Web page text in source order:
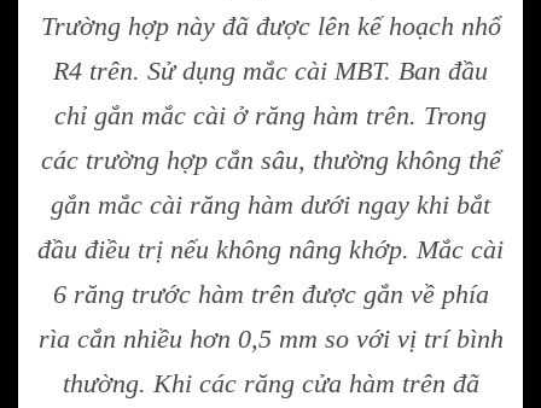
Trường hợp này đã được lên kế hoạch nhổ
R4 trên. Sử dụng mắc cài MBT. Ban đầu
chỉ gắn mắc cài ở răng hàm trên. Trong
các trường hợp cắn sâu, thường không thể
gắn mắc cài răng hàm dưới ngay khi bắt
đầu điều trị nếu không nâng khớp. Mắc cài
6 răng trước hàm trên được gắn về phía
rìa cắn nhiều hơn 0,5 mm so với vị trí bình
thường. Khi các răng cửa hàm trên đã